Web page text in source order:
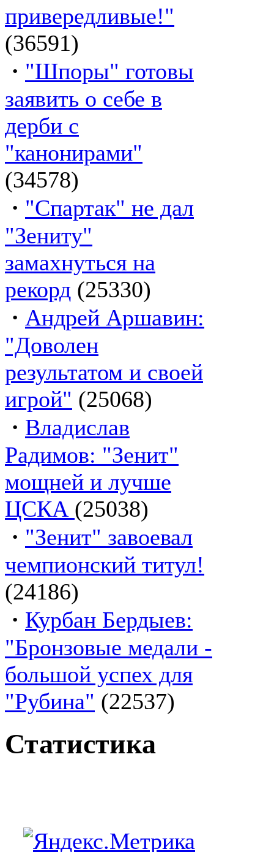
привередливые!"
(36591)
· "Шпоры" готовы
заявить о себе в
дерби с
"канонирами"
(34578)
· "Спартак" не дал
"Зениту"
замахнуться на
рекорд (25330)
· Андрей Аршавин:
"Доволен
результатом и своей
игрой" (25068)
· Владислав
Радимов: "Зенит"
мощней и лучше
ЦСКА (25038)
· "Зенит" завоевал
чемпионский титул!
(24186)
· Курбан Бердыев:
"Бронзовые медали -
большой успех для
"Рубина" (22537)
Статистика